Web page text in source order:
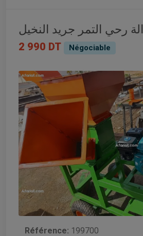
الة رحي التمر جريد النخيل
2 990 DT Négociable
Référence: 199700